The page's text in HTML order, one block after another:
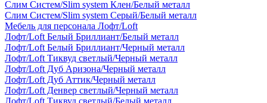
Слим Систем/Slim system Клен/Белый металл
Слим Систем/Slim system Серый/Белый металл
Мебель для персонала Лофт/Loft
Лофт/Loft Белый Бриллиант/Белый металл
Лофт/Loft Белый Бриллиант/Черный металл
Лофт/Loft Тиквуд светлый/Черный металл
Лофт/Loft Дуб Аризона/Черный металл
Лофт/Loft Дуб Аттик/Черный металл
Лофт/Loft Денвер светлый/Черный металл
Лофт/Loft Тиквуд светлый/Белый металл